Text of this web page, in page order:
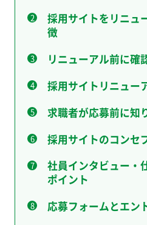
採用サイトをリニュ
徴
リニューアル前に確
採用サイトリニュー
求職者が応募前に知
採用サイトのコンセ
社員インタビュー・
ポイント
応募フォームとエン